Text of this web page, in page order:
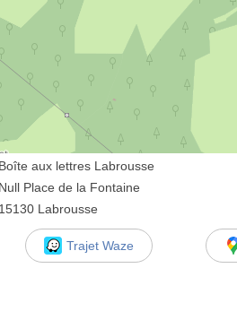
Boîte aux lettres Labrousse
Null Place de la Fontaine
15130 Labrousse
Trajet Waze